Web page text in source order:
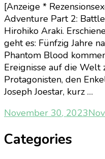
[Anzeige *
Adventure Part 2:
Hirohiko Araki.
geht es: Fünfzig Jahre
Phantom Blood
Ereignisse auf die Welt
Protagonisten, den
Joseph Joestar, kurz …
November 30, 2023
Categories